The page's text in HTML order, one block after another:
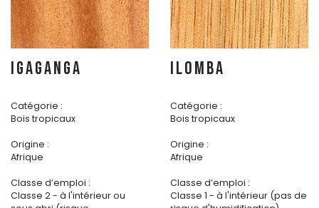
IGAGANGA
Catégorie :
Bois tropicaux
Origine :
Afrique
Classe d’emploi :
Classe 2 - à l'intérieur ou
ILOMBA
Catégorie :
Bois tropicaux
Origine :
Afrique
Classe d’emploi :
Classe 1 - à l'intérieur (pas de